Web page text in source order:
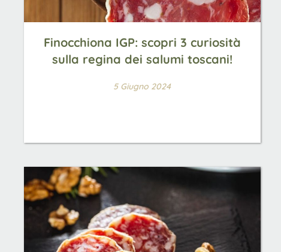
Finocchiona IGP: scopri 3 curiosità
sulla regina dei salumi toscani!
5 Giugno 2024